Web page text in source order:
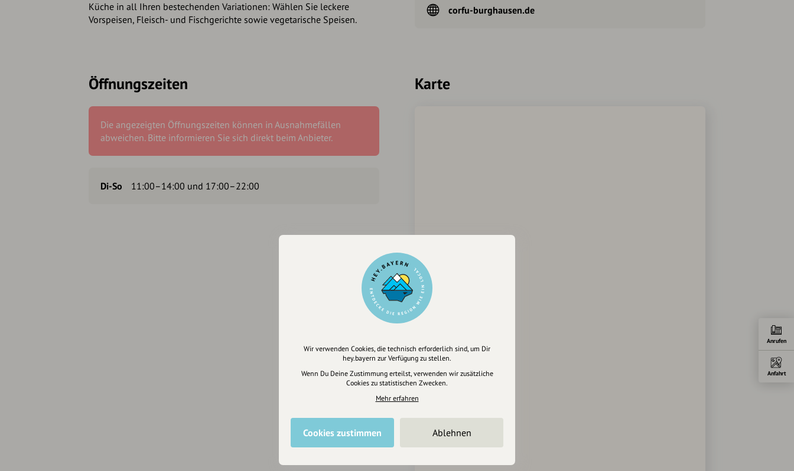
Küche in all Ihren bestechenden Variationen: Wählen Sie leckere
Vorspeisen, Fleisch- und Fischgerichte sowie vegetarische Speisen.
corfu-burghausen.de
Öffnungszeiten
Die angezeigten Öffnungszeiten können in Ausnahmefällen
abweichen. Bitte informieren Sie sich direkt beim Anbieter.
Di-So 11:00–14:00 und 17:00–22:00
Karte
Anrufen
Anfahrt
Wir verwenden Cookies, die technisch erforderlich sind, um Dir
hey.bayern zur Verfügung zu stellen.
Wenn Du Deine Zustimmung erteilst, verwenden wir zusätzliche
Cookies zu statistischen Zwecken.
Mehr erfahren
Cookies zustimmen Ablehnen